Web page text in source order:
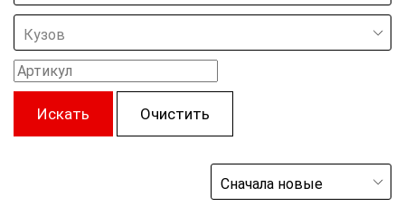
Кузов
Искать Очистить
Сначала новые